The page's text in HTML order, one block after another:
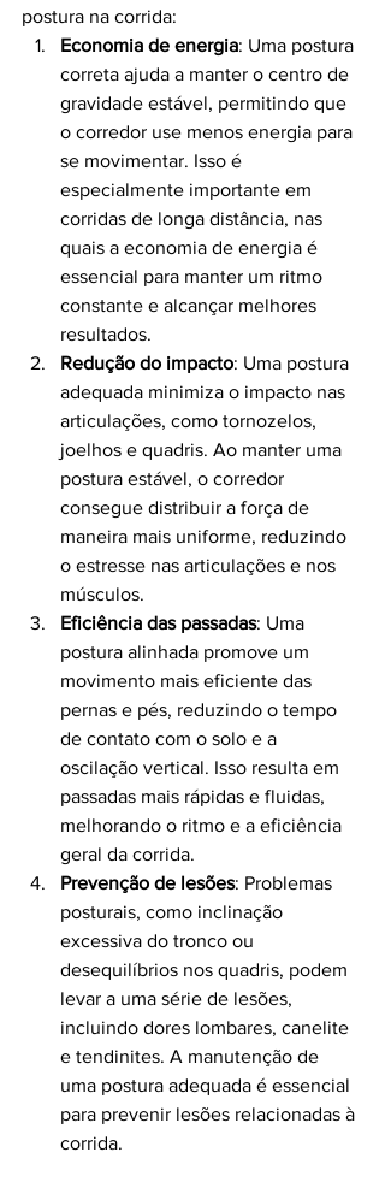
postura na corrida:
Economia de energia: Uma postura
correta ajuda a manter o centro de
gravidade estável, permitindo que
o corredor use menos energia para
se movimentar. Isso é
especialmente importante em
corridas de longa distância, nas
quais a economia de energia é
essencial para manter um ritmo
constante e alcançar melhores
resultados.
Redução do impacto: Uma postura
adequada minimiza o impacto nas
articulações, como tornozelos,
joelhos e quadris. Ao manter uma
postura estável, o corredor
consegue distribuir a força de
maneira mais uniforme, reduzindo
o estresse nas articulações e nos
músculos.
Eficiência das passadas: Uma
postura alinhada promove um
movimento mais eficiente das
pernas e pés, reduzindo o tempo
de contato com o solo e a
oscilação vertical. Isso resulta em
passadas mais rápidas e fluidas,
melhorando o ritmo e a eficiência
geral da corrida.
Prevenção de lesões: Problemas
posturais, como inclinação
excessiva do tronco ou
desequilíbrios nos quadris, podem
levar a uma série de lesões,
incluindo dores lombares, canelite
e tendinites. A manutenção de
uma postura adequada é essencial
para prevenir lesões relacionadas à
corrida.